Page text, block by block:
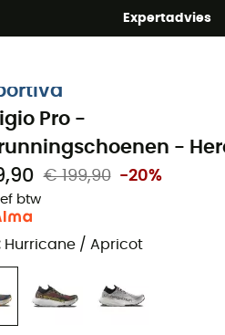
Expertadvies
Pro -
-
€ 199,90 -20%
btw
Hurricane / Apricot